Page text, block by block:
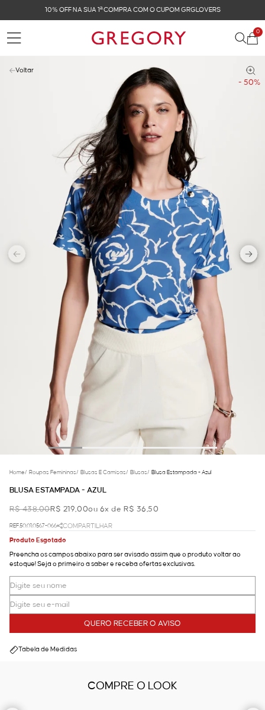
10% OFF NA SUA 1ª COMPRA COM O CUPOM GRGLOVERS
0
- 50%
Voltar
Home/ Roupas Femininas/ Blusas E Camisas/ Blusas/ Blusa Estampada - Azul
BLUSA ESTAMPADA - AZUL
R$ 438,00R$ 219,00ou 6x de R$ 36,50
REF.50.01.0567-066
COMPARTILHAR
Produto Esgotado
Preencha os campos abaixo para ser avisado assim que o produto voltar ao
estoque! Seja o primeiro a saber e receba ofertas exclusivas.
QUERO RECEBER O AVISO
Tabela de Medidas
COMPRE O LOOK